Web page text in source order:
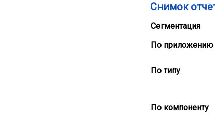
Снимок
Сегментация
По приложению
По типу
По компоненту